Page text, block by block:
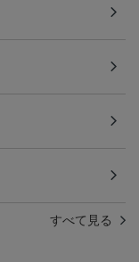
すべて見る